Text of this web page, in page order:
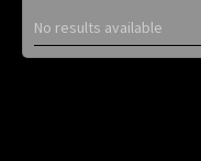
No results available